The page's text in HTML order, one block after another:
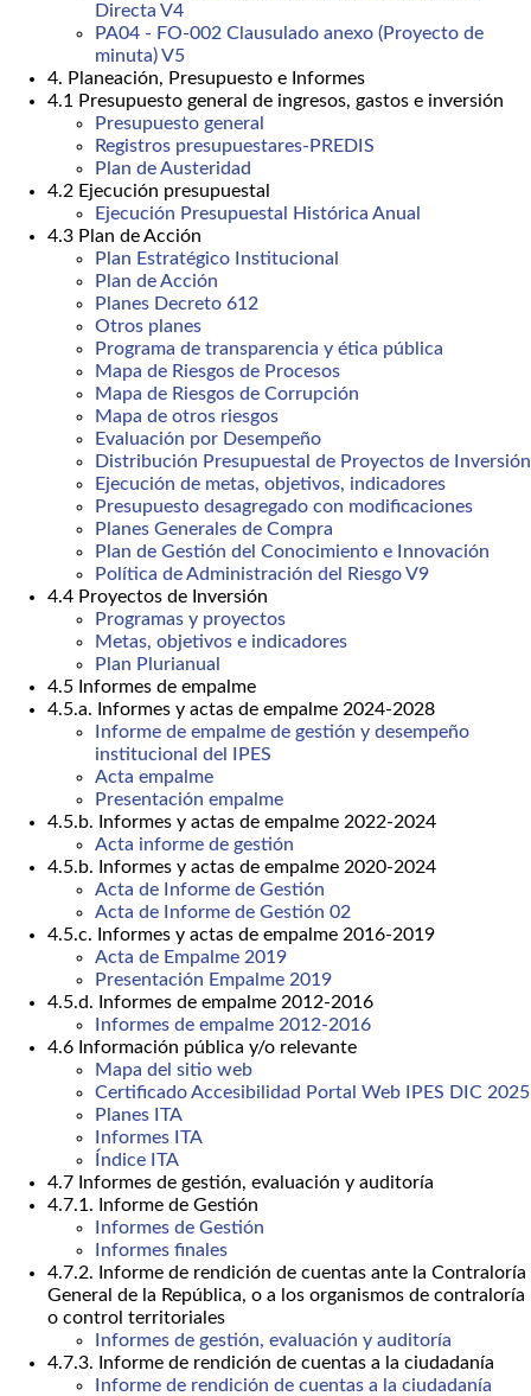
Directa V4
PA04 - FO-002 Clausulado anexo (Proyecto de
minuta) V5
4. Planeación, Presupuesto e Informes
4.1 Presupuesto general de ingresos, gastos e inversión
Presupuesto general
Registros presupuestares-PREDIS
Plan de Austeridad
4.2 Ejecución presupuestal
Ejecución Presupuestal Histórica Anual
4.3 Plan de Acción
Plan Estratégico Institucional
Plan de Acción
Planes Decreto 612
Otros planes
Programa de transparencia y ética pública
Mapa de Riesgos de Procesos
Mapa de Riesgos de Corrupción
Mapa de otros riesgos
Evaluación por Desempeño
Distribución Presupuestal de Proyectos de Inversión
Ejecución de metas, objetivos, indicadores
Presupuesto desagregado con modificaciones
Planes Generales de Compra
Plan de Gestión del Conocimiento e Innovación
Política de Administración del Riesgo V9
4.4 Proyectos de Inversión
Programas y proyectos
Metas, objetivos e indicadores
Plan Plurianual
4.5 Informes de empalme
4.5.a. Informes y actas de empalme 2024-2028
Informe de empalme de gestión y desempeño
institucional del IPES
Acta empalme
Presentación empalme
4.5.b. Informes y actas de empalme 2022-2024
Acta informe de gestión
4.5.b. Informes y actas de empalme 2020-2024
Acta de Informe de Gestión
Acta de Informe de Gestión 02
4.5.c. Informes y actas de empalme 2016-2019
Acta de Empalme 2019
Presentación Empalme 2019
4.5.d. Informes de empalme 2012-2016
Informes de empalme 2012-2016
4.6 Información pública y/o relevante
Mapa del sitio web
Certificado Accesibilidad Portal Web IPES DIC 2025
Planes ITA
Informes ITA
Índice ITA
4.7 Informes de gestión, evaluación y auditoría
4.7.1. Informe de Gestión
Informes de Gestión
Informes finales
4.7.2. Informe de rendición de cuentas ante la Contraloría
General de la República, o a los organismos de contraloría
o control territoriales
Informes de gestión, evaluación y auditoría
4.7.3. Informe de rendición de cuentas a la ciudadanía
Informe de rendición de cuentas a la ciudadanía